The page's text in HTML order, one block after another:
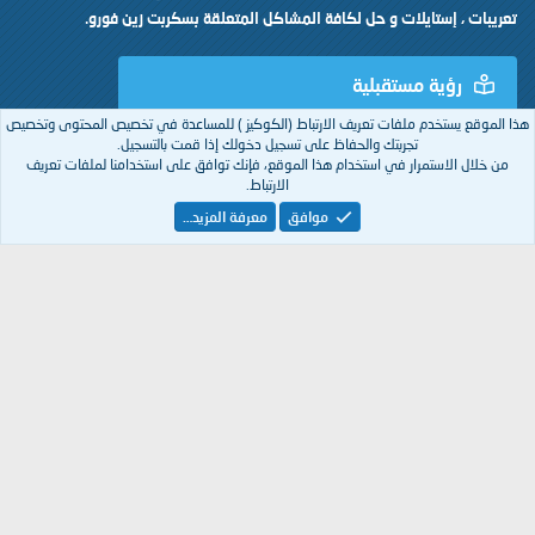
تعريبات ، إستايلات و حل لكافة المشاكل المتعلقة بسكربت زين فورو.
رؤية مستقبلية
رؤيتنا لمعهد زين العربية | XenArabia هو أن يكون أحد ركائز المنتديات العربية
في مجال الدعم الفني لسكربت Xenforo ، كما أنه ستكون لنا مشاريع
مستقبلية بإذن الله في إختصاصات آخرى.
هذا الموقع يستخدم ملفات تعريف الارتباط (الكوكيز ) للمساعدة في تخصيص المحتوى وتخصيص
تجربتك والحفاظ على تسجيل دخولك إذا قمت بالتسجيل.
من خلال الاستمرار في استخدام هذا الموقع، فإنك توافق على استخدامنا لملفات تعريف
الارتباط.
موافق
معرفة المزيد…